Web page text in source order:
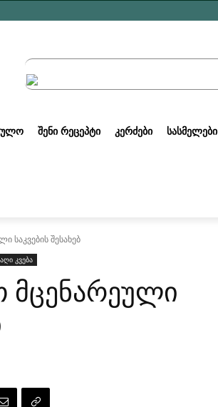
ᲨᲔᲜᲘ ᲠᲔᲪᲔᲞᲢᲘ ᲙᲔᲠᲫᲔᲑᲘ ᲡᲐᲡᲛᲔᲚᲔᲑᲘ
საკვების შესახებ
კვება
მცენარეული